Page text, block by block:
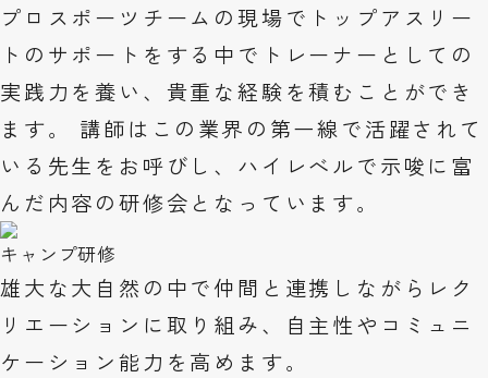
プロスポーツチームの現場でトップアスリー
トのサポートをする中でトレーナーとしての
実践力を養い、貴重な経験を積むことができ
ます。 講師はこの業界の第一線で活躍されて
いる先生をお呼びし、ハイレべルで示唆に富
んだ内容の研修会となっています。
キャンプ研修
雄大な大自然の中で仲間と連携しながらレク
リエーションに取り組み、自主性やコミュニ
ケーション能力を高めます。